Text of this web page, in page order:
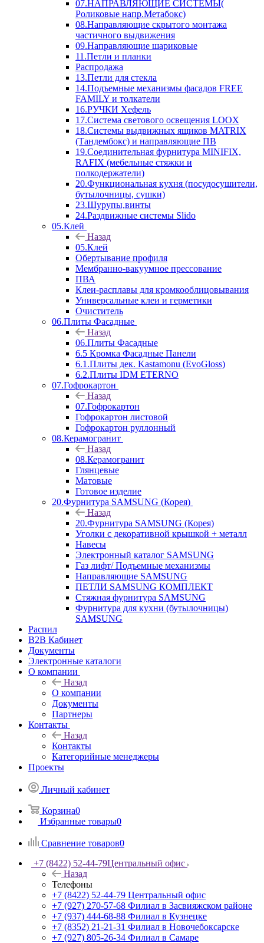
07.НАПРАВЛЯЮЩИЕ СИСТЕМЫ(
Роликовые напр.Метабокс)
08.Направляющие скрытого монтажа
частичного выдвижения
09.Направляющие шариковые
11.Петли и планки
Распродажа
13.Петли для стекла
14.Подъемные механизмы фасадов FREE
FAMILY и толкатели
16.РУЧКИ Хефель
17.Система светового освещения LOOX
18.Системы выдвижных ящиков MATRIX
(Тандембокс) и направляющие ПВ
19.Соединительная фурнитура MINIFIX,
RAFIX (мебельные стяжки и
полкодержатели)
20.Функциональная кухня (посудосушители,
бутылочницы, сушки)
23.Шурупы,винты
24.Раздвижные системы Slido
05.Клей
Назад
05.Клей
Обертывание профиля
Мембранно-вакуумное прессование
ПВА
Клеи-расплавы для кромкооблицовывания
Универсальные клеи и герметики
Очиститель
06.Плиты Фасадные
Назад
06.Плиты Фасадные
6.5 Кромка Фасадные Панели
6.1.Плиты дек. Kastamonu (EvoGloss)
6.2.Плиты IDM ETERNO
07.Гофрокартон
Назад
07.Гофрокартон
Гофрокартон листовой
Гофрокартон руллонный
08.Керамогранит
Назад
08.Керамогранит
Глянцевые
Матовые
Готовое изделие
20.Фурнитура SAMSUNG (Корея)
Назад
20.Фурнитура SAMSUNG (Корея)
Уголки с декоративной крышкой + металл
Навесы
Электронный каталог SAMSUNG
Газ лифт/ Подъемные механизмы
Направляющие SAMSUNG
ПЕТЛИ SAMSUNG КОМПЛЕКТ
Стяжная фурнитура SAMSUNG
Фурнитура для кухни (бутылочницы)
SAMSUNG
Распил
B2B Кабинет
Документы
Электронные каталоги
О компании
Назад
О компании
Документы
Партнеры
Контакты
Назад
Контакты
Категорийные менеджеры
Проекты
Личный кабинет
Корзина0
Избранные товары0
Сравнение товаров0
+7 (8422) 52-44-79Центральный офис
Назад
Телефоны
+7 (8422) 52-44-79 Центральный офис
+7 (927) 270-57-68 Филиал в Засвияжском районе
+7 (937) 444-68-88 Филиал в Кузнецке
+7 (8352) 21-21-31 Филиал в Новочебоксарске
+7 (927) 805-26-34 Филиал в Самаре